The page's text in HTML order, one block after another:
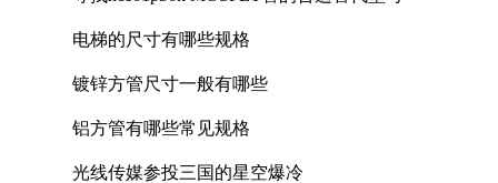
电梯的尺寸有哪些规格
镀锌方管尺寸一般有哪些
铝方管有哪些常见规格
光线传媒参投三国的星空爆冷